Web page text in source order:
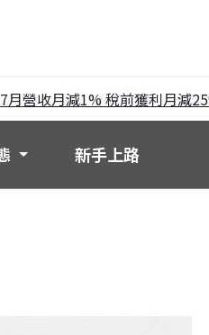
收月減1% 稅前獲利月減25%
新手上路